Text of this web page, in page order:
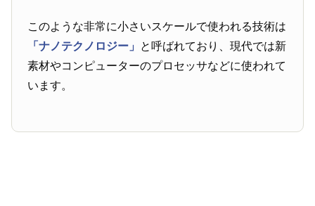
このような非常に小さいスケールで使われる技術は
「ナノテクノロジー」 と呼ばれており、現代では新
素材やコンピューターのプロセッサなどに使われて
います。